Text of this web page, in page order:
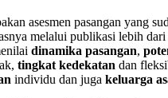
asesmen pasangan yang
melalui publikasi lebih
dinamika pasangan,
tingkat kedekatan dan
individu dan juga keluarga